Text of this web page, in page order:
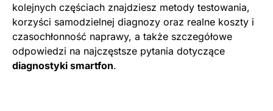
kolejnych częściach znajdziesz metody testowania,
korzyści samodzielnej diagnozy oraz realne koszty i
czasochłonność naprawy, a także szczegółowe
odpowiedzi na najczęstsze pytania dotyczące
diagnostyki smartfon.